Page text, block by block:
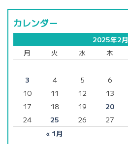
カレンダー
2025年2月
月
火 水 木
« 1月
3
4 5 6
10
11 12 13
17
18 19 20
24
25 26 27